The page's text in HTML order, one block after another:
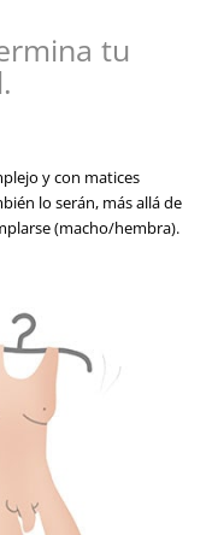
tu
y con matices
lo serán, más allá de
(macho/hembra).